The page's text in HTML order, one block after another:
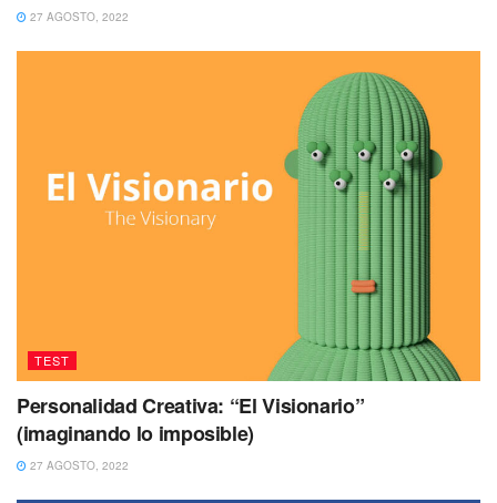
27 AGOSTO, 2022
TEST
Personalidad Creativa: “El Visionario”
(imaginando lo imposible)
27 AGOSTO, 2022